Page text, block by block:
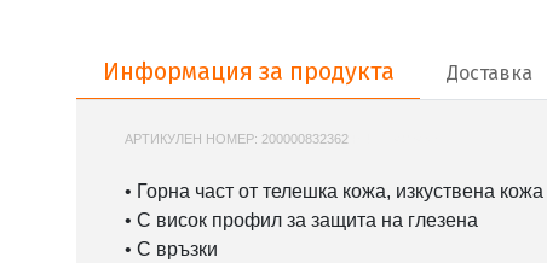
Информация за продукта
Доставка
АРТИКУЛЕН НОМЕР: 200000832362
• Горна част от телешка кожа, изкуствена кожа
• С висок профил за защита на глезена
• С връзки